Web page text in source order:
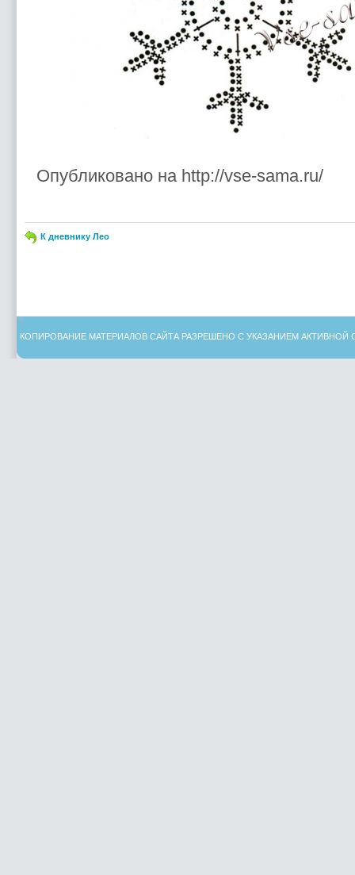
Опубликовано на http://vse-sama.ru/
К дневнику Лео
КОПИРОВАНИЕ МАТЕРИАЛОВ САЙТА РАЗРЕШЕНО С УКАЗАНИЕМ АКТИВНОЙ